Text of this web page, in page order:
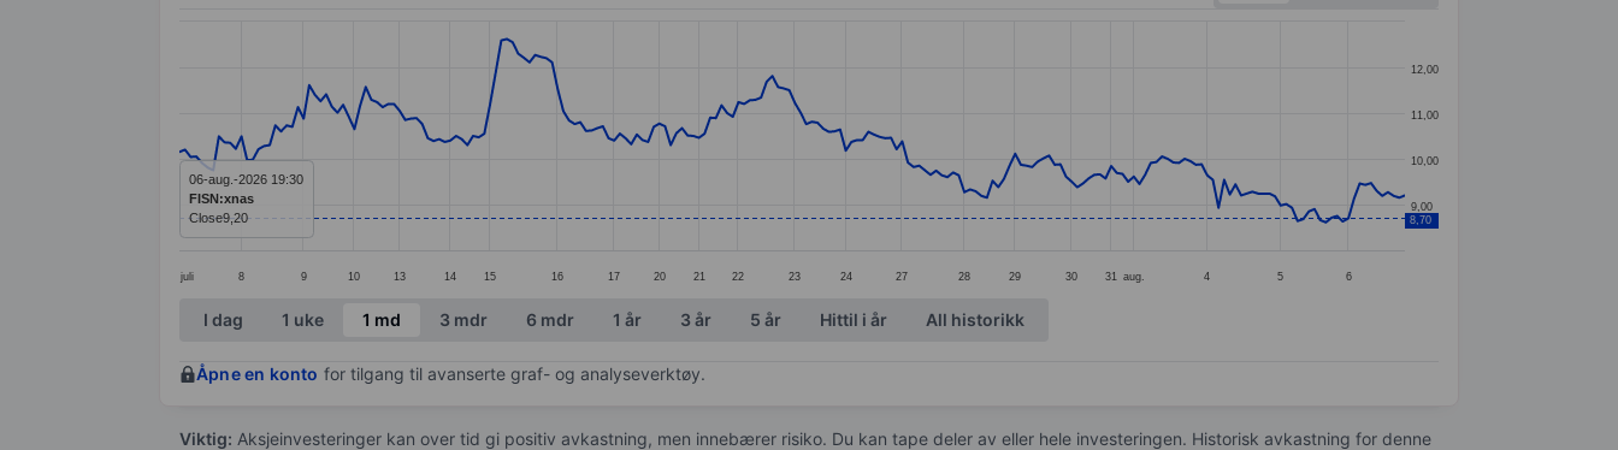
Line chart with 218 data points.
The chart has 1 X axis displaying categories.
The chart has 1 Y axis displaying values. Data ranges from 8.61 to 12.62.
juli 8 9 10 13 14 15 16 17 20 21 22 23 24 27 28 29 30 31 aug. 4 5 6
9,00
10,00
11,00
12,00
8,70
06-aug.-2026 19:30
FISN:xnas
Close9,20
End of interactive chart.
I dag 1 uke 1 md 3 mdr 6 mdr 1 år 3 år 5 år Hittil i år All historikk
Åpne en konto for tilgang til avanserte graf- og analyseverktøy.
Viktig: Aksjeinvesteringer kan over tid gi positiv avkastning, men innebærer risiko. Du kan tape deler av eller hele investeringen. Historisk avkastning for denne